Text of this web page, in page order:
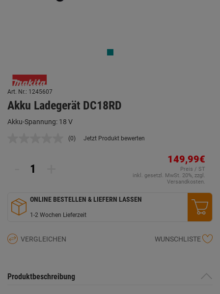
Art. Nr.: 1245607
Akku Ladegerät DC18RD
Akku-Spannung: 18 V
Kein
(0) Jetzt Produkt bewerten
149,99€
Preis / ST
inkl. gesetzl. MwSt. 20%, zzgl.
Versandkosten.
ONLINE BESTELLEN & LIEFERN LASSEN
1-2 Wochen Lieferzeit
VERGLEICHEN WUNSCHLISTE
Produktbeschreibung